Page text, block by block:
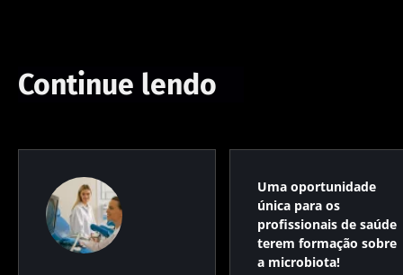
Continue lendo
Uma oportunidade
única para os
profissionais de saúde
terem formação sobre
a microbiota!